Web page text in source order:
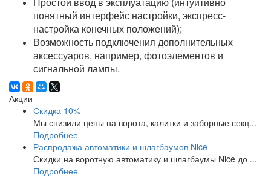
понятный интерфейс настройки, экспресс-
настройка конечных положений);
Возможность подключения дополнительных
аксессуаров, например, фотоэлементов и
сигнальной лампы.
Акции
Скидка 10%
Мы снизили цены на ворота, калитки и заборные секц...
Подробнее
Распродажа автоматики и шлагбаумов Nice
Скидки на воротную автоматику и шлагбаумы Nice до ...
Подробнее